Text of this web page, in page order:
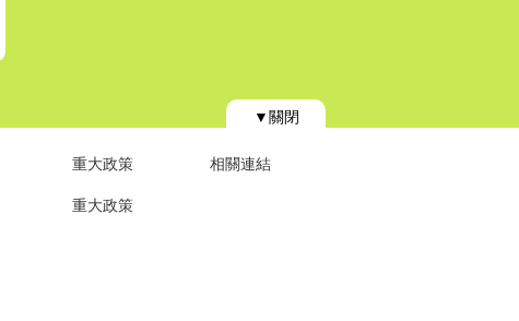
▼關閉
重大政策
重大政策
相關連結